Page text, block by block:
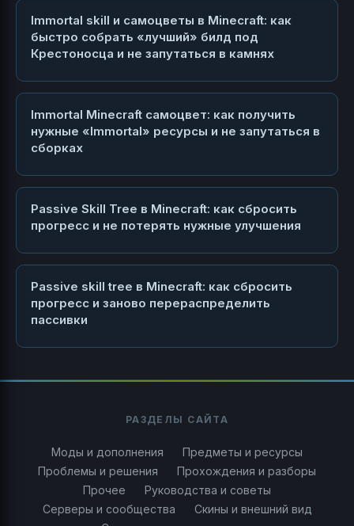
Immortal skill и самоцветы в Minecraft: как
быстро собрать «лучший» билд под
Крестоносца и не запутаться в камнях
Immortal Minecraft самоцвет: как получить
нужные «Immortal» ресурсы и не запутаться в
сборках
Passive Skill Tree в Minecraft: как сбросить
прогресс и не потерять нужные улучшения
Passive skill tree в Minecraft: как сбросить
прогресс и заново перераспределить
пассивки
РАЗДЕЛЫ САЙТА
Моды и дополнения
Предметы и ресурсы
Проблемы и решения
Прохождения и разборы
Прочее
Руководства и советы
Серверы и сообщества
Скины и внешний вид